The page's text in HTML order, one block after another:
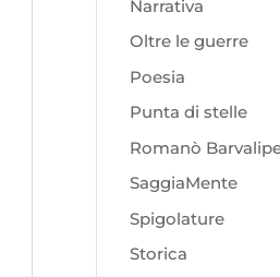
Narrativa
Oltre le guerre
Poesia
Punta di stelle
Romanò
SaggiaMente
Spigolature
Storica